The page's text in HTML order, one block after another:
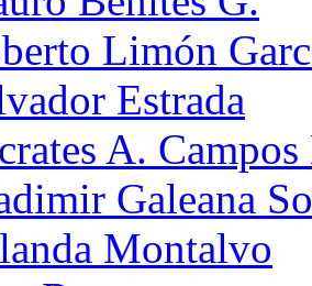
Limón
Estrada
A.
Galeana
Montalvo